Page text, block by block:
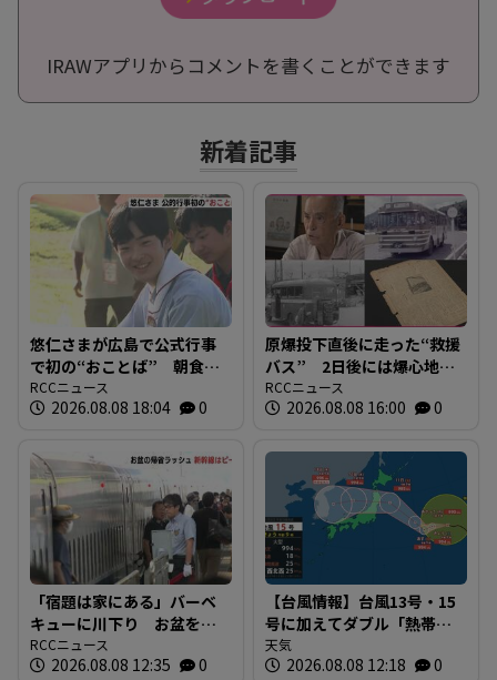
IRAWアプリからコメントを書くことができます
新着記事
悠仁さまが広島で公式行事
で初の“おことば” 朝食作
りや丸太切りも 福山市で
は博物館を視察
RCCニュース
2026.08.08 18:04 0
原爆投下直後に走った“救援
バス” 2日後には爆心地至
近に路線バスも 戦時下か
ら復興まで支えた“バスの歴
RCCニュース
2026.08.08 16:00 0
「宿題は家にある」バーベ
キューに川下り お盆をふ
るさとで 帰省ラッシュピ
ークで新幹線の下りはほぼ
RCCニュース
2026.08.08 12:35 0
【台風情報】台風13号・15
号に加えてダブル「熱帯低
気圧」発生へ 15号はお盆
に日本直撃か ※18日まで
天気
2026.08.08 12:18 0